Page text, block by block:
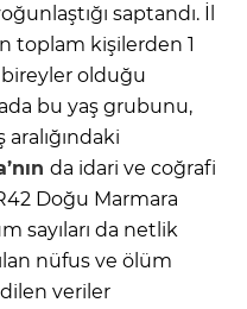
saptandı. İl
toplam kişilerden 1
bireyler olduğu
bu yaş grubunu,
da idari ve coğrafi
Doğu Marmara
sayıları da netlik
nüfus ve ölüm
veriler